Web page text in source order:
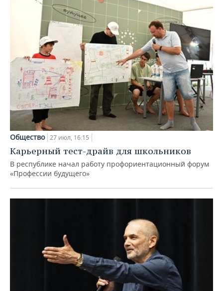
Общество 27 июл, 16:15
Карьерный тест-драйв для школьников
В республике начал работу профориентационный форум
«Профессии будущего»